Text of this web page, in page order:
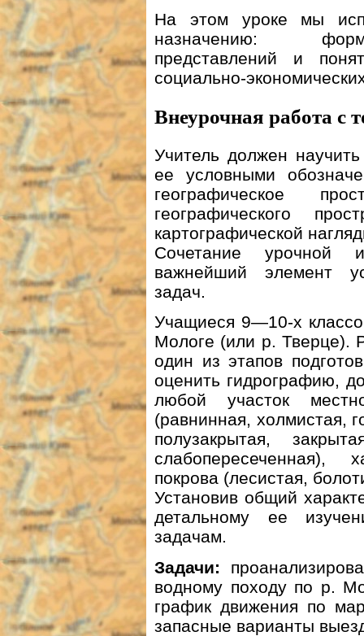
На этом уроке мы
назначению:
представлений и
социально-
Внеурочная работа с
Учитель должен
ее условными
географическое
географического
картографической
Сочетание урочной
важнейший элемент
задач.
Учащиеся 9—10-х
Мологе (или p. Тверце).
один из этапов
оценить гидрографию,
любой участок
(равнинная, холмистая,
полузакрытая,
слабопересеченная),
покрова (лесистая,
Установив общий
детальному ее
задачам.
Задачи:
водному походу по р.
график движения по
запасные варианты